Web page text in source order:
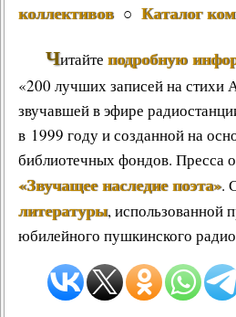
коллективов○ Каталог
Читайте подробную
«200 лучших записей на
звучавшей в эфире
в 1999 году и созданной на
библиотечных фондов. Пресса
«Звучащее наследие поэта».
литературы, использованной
юбилейного пушкинского